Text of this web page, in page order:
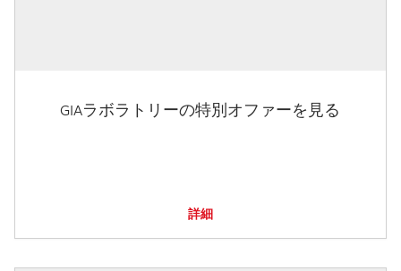
GIAラボラトリーの特別オファーを見る
詳細